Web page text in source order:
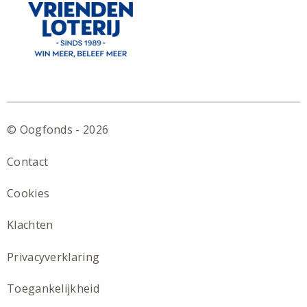
© Oogfonds - 2026
Contact
Cookies
Klachten
Privacyverklaring
Toegankelijkheid